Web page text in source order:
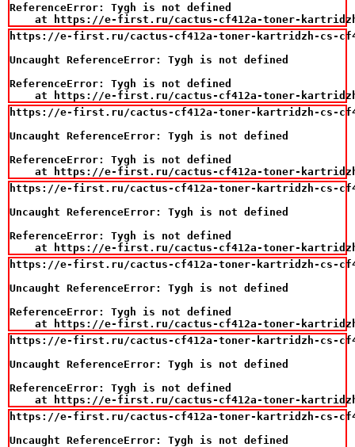
ReferenceError: Tygh is not defined
at https://e-first.ru/cactus-cf412a-toner-
https://e-first.ru/cactus-cf412a-toner-kartridzh-cs-
Uncaught ReferenceError: Tygh is not defined
ReferenceError: Tygh is not defined
at https://e-first.ru/cactus-cf412a-toner-
https://e-first.ru/cactus-cf412a-toner-kartridzh-cs-
Uncaught ReferenceError: Tygh is not defined
ReferenceError: Tygh is not defined
at https://e-first.ru/cactus-cf412a-toner-
https://e-first.ru/cactus-cf412a-toner-kartridzh-cs-
Uncaught ReferenceError: Tygh is not defined
ReferenceError: Tygh is not defined
at https://e-first.ru/cactus-cf412a-toner-
https://e-first.ru/cactus-cf412a-toner-kartridzh-cs-
Uncaught ReferenceError: Tygh is not defined
ReferenceError: Tygh is not defined
at https://e-first.ru/cactus-cf412a-toner-
https://e-first.ru/cactus-cf412a-toner-kartridzh-cs-
Uncaught ReferenceError: Tygh is not defined
ReferenceError: Tygh is not defined
at https://e-first.ru/cactus-cf412a-toner-
https://e-first.ru/cactus-cf412a-toner-kartridzh-cs-
Uncaught ReferenceError: Tygh is not defined